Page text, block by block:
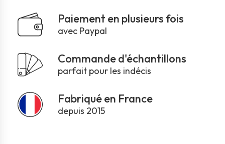
Paiement en plusieurs fois
avec Paypal
Commande d'échantillons
parfait pour les indécis
Fabriqué en France
depuis 2015